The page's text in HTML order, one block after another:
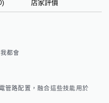
) 店家評價
都會
管路配置，融合這些技能用於